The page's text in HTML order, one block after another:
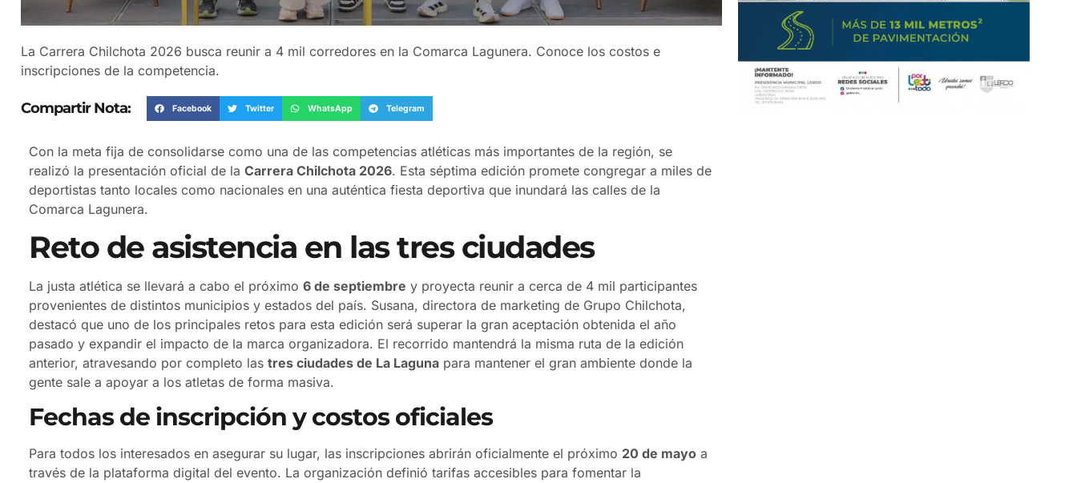
La Carrera Chilchota 2026 busca reunir a 4 mil corredores en la Comarca Lagunera. Conoce los costos e
inscripciones de la competencia.
Compartir Nota: Facebook Twitter WhatsApp Telegram
Con la meta fija de consolidarse como una de las competencias atléticas más importantes de la región, se
realizó la presentación oficial de la Carrera Chilchota 2026. Esta séptima edición promete congregar a miles de
deportistas tanto locales como nacionales en una auténtica fiesta deportiva que inundará las calles de la
Comarca Lagunera.
Reto de asistencia en las tres ciudades
La justa atlética se llevará a cabo el próximo 6 de septiembre y proyecta reunir a cerca de 4 mil participantes
provenientes de distintos municipios y estados del país. Susana, directora de marketing de Grupo Chilchota,
destacó que uno de los principales retos para esta edición será superar la gran aceptación obtenida el año
pasado y expandir el impacto de la marca organizadora. El recorrido mantendrá la misma ruta de la edición
anterior, atravesando por completo las tres ciudades de La Laguna para mantener el gran ambiente donde la
gente sale a apoyar a los atletas de forma masiva.
Fechas de inscripción y costos oficiales
Para todos los interesados en asegurar su lugar, las inscripciones abrirán oficialmente el próximo 20 de mayo a
través de la plataforma digital del evento. La organización definió tarifas accesibles para fomentar la